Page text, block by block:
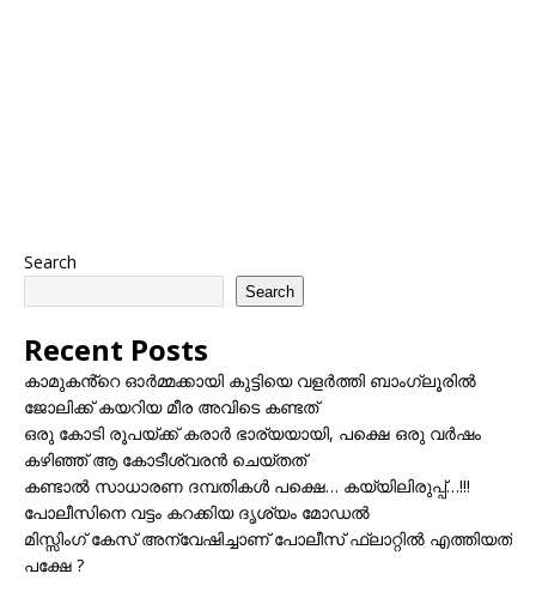
Search
Search
Recent Posts
കാമുകൻ്റെ ഓർമ്മക്കായി കുട്ടിയെ വളർത്തി ബാംഗ്ലൂരിൽ
ജോലിക്ക് കയറിയ മീര അവിടെ കണ്ടത്
ഒരു കോടി രൂപയ്ക്ക് കരാർ ഭാര്യയായി, പക്ഷെ ഒരു വർഷം
കഴിഞ്ഞ് ആ കോടീശ്വരൻ ചെയ്തത്
കണ്ടാൽ സാധാരണ ദമ്പതികൾ പക്ഷെ… കയ്യിലിരുപ്പ്…!!!
പോലീസിനെ വട്ടം കറക്കിയ ദൃശ്യം മോഡല്‍
മിസ്സിംഗ് കേസ് അന്വേഷിച്ചാണ് പോലീസ് ഫ്ലാറ്റിൽ എത്തിയത്
പക്ഷേ ?